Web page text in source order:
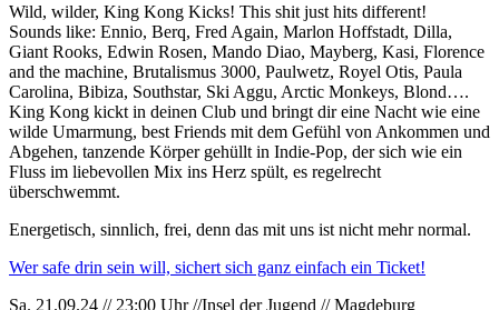
Wild, wilder, King Kong Kicks! This shit just hits different!
Sounds like: Ennio, Berq, Fred Again, Marlon Hoffstadt, Dilla,
Giant Rooks, Edwin Rosen, Mando Diao, Mayberg, Kasi, Florence
and the machine, Brutalismus 3000, Paulwetz, Royel Otis, Paula
Carolina, Bibiza, Southstar, Ski Aggu, Arctic Monkeys, Blond….
King Kong kickt in deinen Club und bringt dir eine Nacht wie eine
wilde Umarmung, best Friends mit dem Gefühl von Ankommen und
Abgehen, tanzende Körper gehüllt in Indie-Pop, der sich wie ein
Fluss im liebevollen Mix ins Herz spült, es regelrecht
überschwemmt.
Energetisch, sinnlich, frei, denn das mit uns ist nicht mehr normal.
Wer safe drin sein will, sichert sich ganz einfach ein Ticket!
Sa. 21.09.24 // 23:00 Uhr //Insel der Jugend // Magdeburg